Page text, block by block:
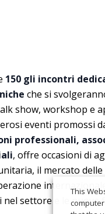
150 gli incontri
che si
show, workshop e
eventi promossi
professionali,
, offre occasioni di
il mercato
nel settore e le
This